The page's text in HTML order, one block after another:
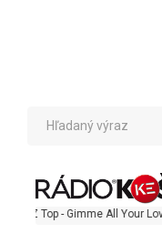
Top - Gimme All Your Lovin'